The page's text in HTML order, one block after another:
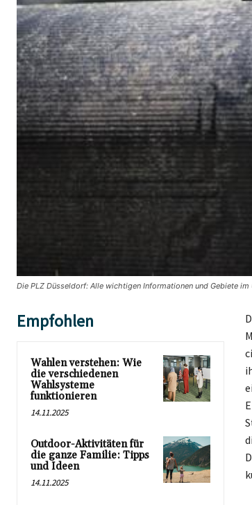
Die PLZ Düsseldorf: Alle wichtigen Informationen und Gebiete
Empfohlen
Wahlen verstehen: Wie
die verschiedenen
Wahlsysteme
funktionieren
14.11.2025
Outdoor-Aktivitäten für
die ganze Familie: Tipps
und Ideen
14.11.2025